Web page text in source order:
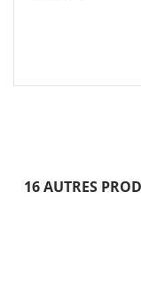
16 AUTRES